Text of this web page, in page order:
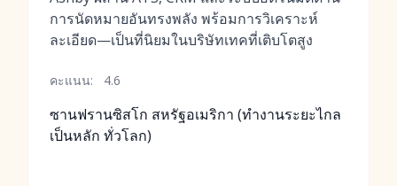
การนัดหมายอันทรงพลัง พร้อมการวิเคราะห์
ละเอียด—เป็นที่นิยมในบริษัทเทคที่เติบโตสูง
คะแนน: 4.6
ซานฟรานซิสโก สหรัฐอเมริกา (ทำงานระยะไกล
เป็นหลัก ทั่วโลก)